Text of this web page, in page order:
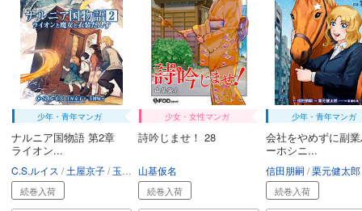
会社をやめて馬主やります！ ― アキコノユメヲ ― 32
110円 (税込)
カート
試し読み
あらすじを表示する
会社をやめて馬主やります！ ― アキコノユメヲ ― 33
試し読み
少年・青年マンガ
ナルニア国物語 第2章
ライオン...
C.S.ルイス 土屋京子 玉樹庵
続巻入荷
少女・女性マンガ
詩吟じませ！ 28
山基仮名
続巻入荷
少年・青年マンガ
会社をやめずに副
ーホシニ...
信田朋嗣 栗元健太郎
続巻入荷